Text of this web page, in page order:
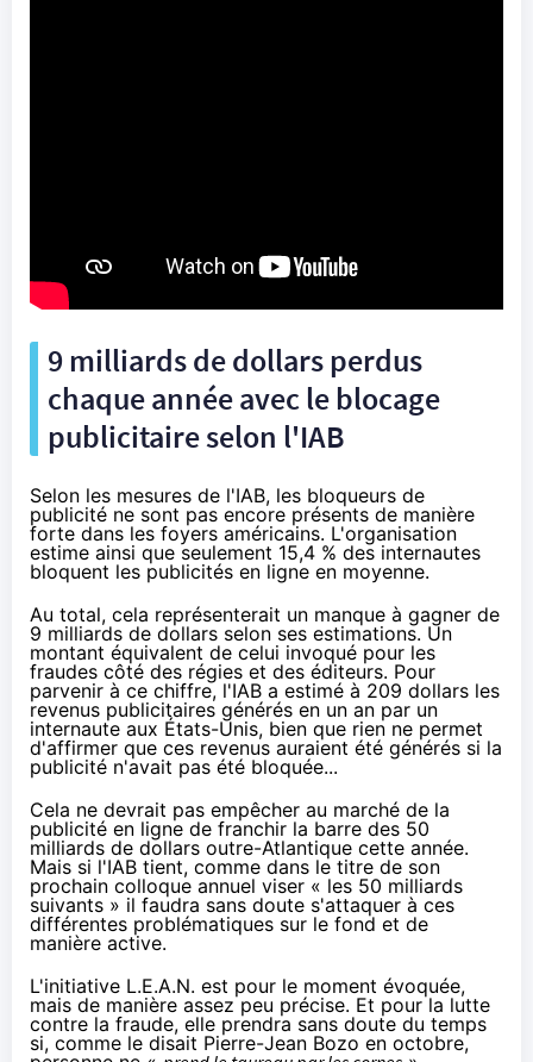
9 milliards de dollars perdus
chaque année avec le blocage
publicitaire selon l'IAB
Selon les mesures de l'IAB, les bloqueurs de
publicité ne sont pas encore présents de manière
forte dans les foyers américains. L'organisation
estime ainsi que seulement 15,4 % des internautes
bloquent les publicités en ligne en moyenne.
Au total, cela représenterait un manque à gagner de
9 milliards de dollars selon ses estimations. Un
montant équivalent de celui invoqué pour les
fraudes côté des régies et des éditeurs. Pour
parvenir à ce chiffre, l'IAB a estimé à 209 dollars les
revenus publicitaires générés en un an par un
internaute aux États-Unis, bien que rien ne permet
d'affirmer que ces revenus auraient été générés si la
publicité n'avait pas été bloquée...
Cela ne devrait pas empêcher au marché de la
publicité en ligne de franchir la barre des 50
milliards de dollars outre-Atlantique cette année.
Mais si l'IAB tient, comme dans le titre de son
prochain colloque annuel viser « les 50 milliards
suivants » il faudra sans doute s'attaquer à ces
différentes problématiques sur le fond et de
manière active.
L'initiative L.E.A.N. est pour le moment évoquée,
mais de manière assez peu précise. Et pour la lutte
contre la fraude, elle prendra sans doute du temps
si, comme le disait Pierre-Jean Bozo en octobre,